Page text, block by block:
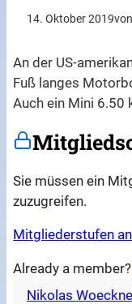
14. Oktober 2019von
An der US-
Fuß langes
Auch ein Mini 6.50
Sie müssen ein
zuzugreifen.
Mitgliederstufen
Already a member?
Nikolas